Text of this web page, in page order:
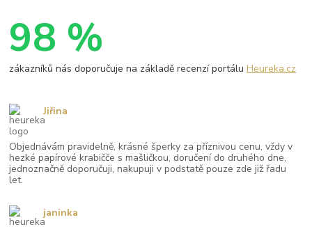
98 %
zákazníků nás doporučuje na základě recenzí portáluHeureka.cz
Objednávám pravidelně, krásné šperky za příznivou cenu, vždy v
hezké papírové krabičče s mašličkou, doručení do druhého dne,
jednoznačně doporučuji, nakupuji v podstatě pouze zde již řadu
let.
Jiřina
janinka